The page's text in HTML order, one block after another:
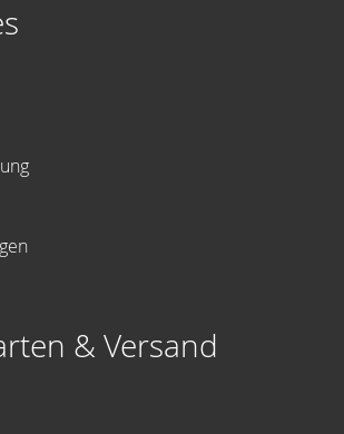
& Versand